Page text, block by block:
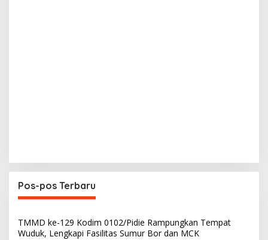
Pos-pos Terbaru
TMMD ke-129 Kodim 0102/Pidie Rampungkan Tempat
Wuduk, Lengkapi Fasilitas Sumur Bor dan MCK